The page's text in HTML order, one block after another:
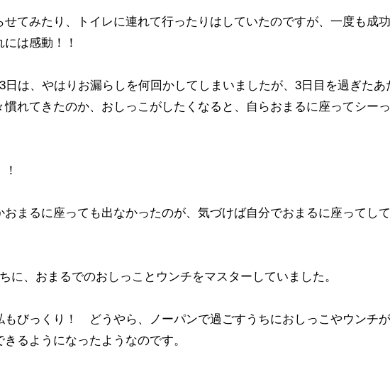
てみたり、トイレに連れて行ったりはしていたのですが、一度も成功
は感動！！
日は、やはりお漏らしを何回かしてしまいましたが、3日目を過ぎたあ
慣れてきたのか、おしっこがしたくなると、自らおまるに座ってシーっ
おまるに座っても出なかったのが、気づけば自分でおまるに座ってして
に、おまるでのおしっことウンチをマスターしていました。
もびっくり！ どうやら、ノーパンで過ごすうちにおしっこやウンチが
るようになったようなのです。